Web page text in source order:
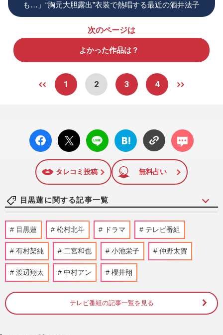
も…」“胸元大胆露出”衣装で熱唱する最近の酒井法子
次のページは
よかった作品は？
1 2 3 4
facebo
ok い
X ポス
ト
LINE
はてな
ブック
に追加
コメン
ト
タレコミ投稿 無料占い
目黒蓮に関する記事一覧
『Snow Man』、活動休止の目黒蓮不在で
『THE FIRST TAKE』出演にファン困惑
《なぜいないタイミングで？》“…
週刊女性PRIME 2026/7/24
映画『マイケル』ロケットスタートで
〈100億円突破も期待〉…「邦高洋低」が
一転した映画界に起きている“…
週刊女性PRIME 2026/6/23
目黒蓮 松村北斗 ドラマ テレビ番組
有村架純 二宮和也 小池栄子 仲野太賀
渡辺翔太 中村アン 櫻井翔
テレビ番組の記事一覧を見る